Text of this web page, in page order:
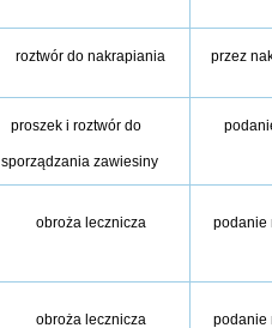
roztwór do nakrapiania przez
proszek i roztwór do
sporządzania zawiesiny
obroża lecznicza podanie
obroża lecznicza podanie